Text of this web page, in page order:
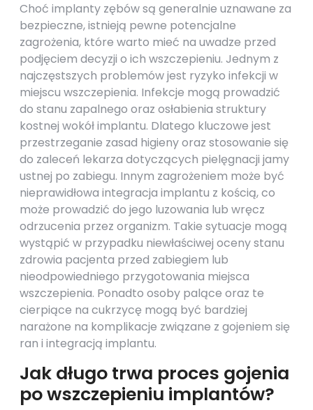
Choć implanty zębów są generalnie uznawane za
bezpieczne, istnieją pewne potencjalne
zagrożenia, które warto mieć na uwadze przed
podjęciem decyzji o ich wszczepieniu. Jednym z
najczęstszych problemów jest ryzyko infekcji w
miejscu wszczepienia. Infekcje mogą prowadzić
do stanu zapalnego oraz osłabienia struktury
kostnej wokół implantu. Dlatego kluczowe jest
przestrzeganie zasad higieny oraz stosowanie się
do zaleceń lekarza dotyczących pielęgnacji jamy
ustnej po zabiegu. Innym zagrożeniem może być
nieprawidłowa integracja implantu z kością, co
może prowadzić do jego luzowania lub wręcz
odrzucenia przez organizm. Takie sytuacje mogą
wystąpić w przypadku niewłaściwej oceny stanu
zdrowia pacjenta przed zabiegiem lub
nieodpowiedniego przygotowania miejsca
wszczepienia. Ponadto osoby palące oraz te
cierpiące na cukrzycę mogą być bardziej
narażone na komplikacje związane z gojeniem się
ran i integracją implantu.
Jak długo trwa proces gojenia
po wszczepieniu implantów?